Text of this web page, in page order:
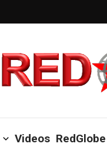
Videos